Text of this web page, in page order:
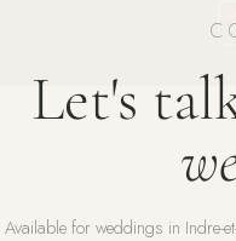
Let's
Available for weddings in Indre-